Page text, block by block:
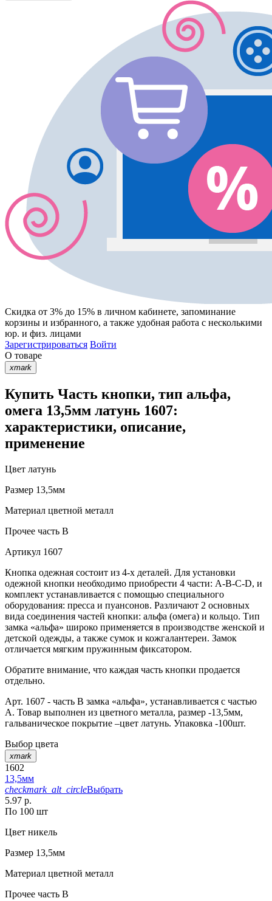
Скидка от 3% до 15% в личном кабинете, запоминание
корзины и избранного, а также удобная работа с несколькими
юр. и физ. лицами
Зарегистрироваться Войти
О товаре
xmark
Купить Часть кнопки, тип альфа,
омега 13,5мм латунь 1607:
характеристики, описание,
применение
Цвет латунь
Размер 13,5мм
Материал цветной металл
Прочее часть В
Артикул 1607
Кнопка одежная состоит из 4-х деталей. Для установки
одежной кнопки необходимо приобрести 4 части: А-В-С-D, и
комплект устанавливается с помощью специального
оборудования: пресса и пуансонов. Различают 2 основных
вида соединения частей кнопки: альфа (омега) и кольцо. Тип
замка «альфа» широко применяется в производстве женской и
детской одежды, а также сумок и кожгалантереи. Замок
отличается мягким пружинным фиксатором.
Обратите внимание, что каждая часть кнопки продается
отдельно.
Арт. 1607 - часть В замка «альфа», устанавливается с частью
А. Товар выполнен из цветного металла, размер -13,5мм,
гальваническое покрытие –цвет латунь. Упаковка -100шт.
Выбор цвета
xmark
1602
13,5мм
checkmark_alt_circleВыбрать
5.97 р.
По 100 шт
Цвет никель
Размер 13,5мм
Материал цветной металл
Прочее часть В